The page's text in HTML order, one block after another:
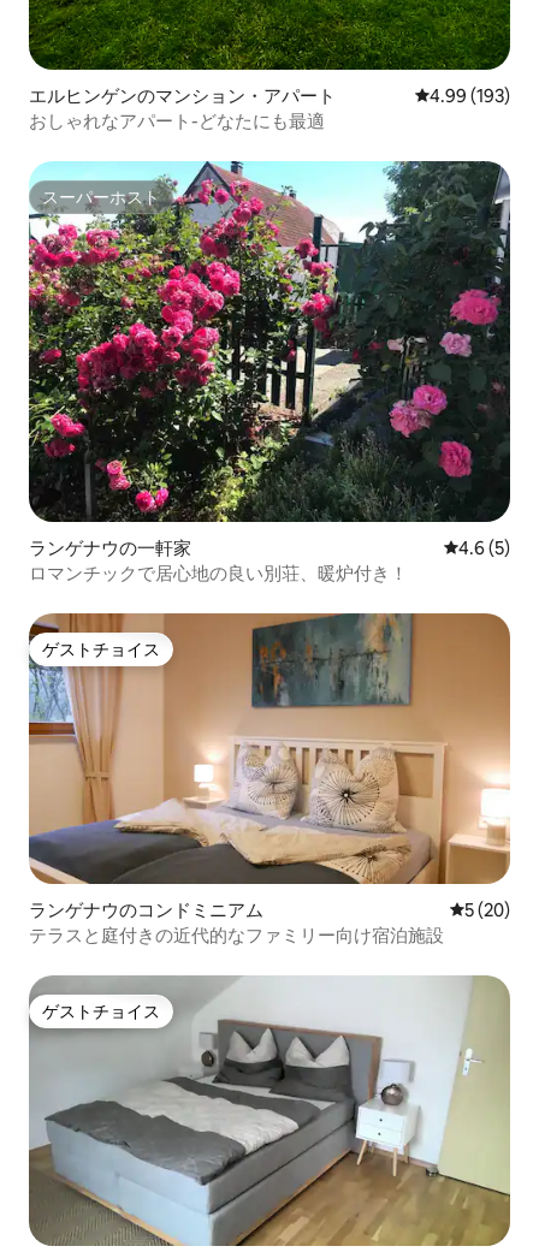
エルヒンゲンのマンション・アパート レビュー193
4.99 (193)
おしゃれなアパート-どなたにも最適
スーパーホスト
スーパーホスト
ランゲナウの一軒家 レビュー5
4.6 (5)
ロマンチックで居心地の良い別荘、暖炉付き！
ゲストチョイス
ゲストチョイス
ランゲナウのコンドミニアム レビュー
5 (20)
テラスと庭付きの近代的なファミリー向け宿泊施設
ゲストチョイス
ゲストチョイス